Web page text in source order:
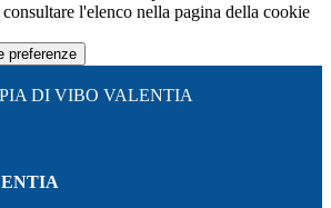
l'elenco nella pagina della cookie
preferenze
DI VIBO VALENTIA